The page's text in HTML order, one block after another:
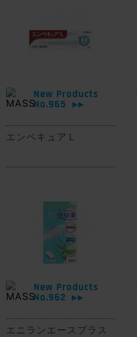
New Products
No.965
▶▶
エンペキュアＬ
New Products
No.962
▶▶
エニランエースプラス